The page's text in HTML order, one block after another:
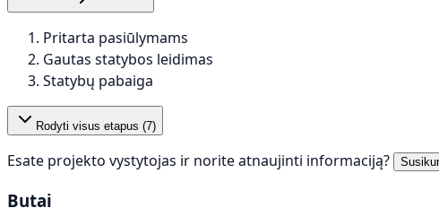
Pritarta pasiūlymams
Gautas statybos leidimas
Statybų pabaiga
Rodyti visus etapus (7)
Esate projekto vystytojas ir norite atnaujinti informaciją?
Butai